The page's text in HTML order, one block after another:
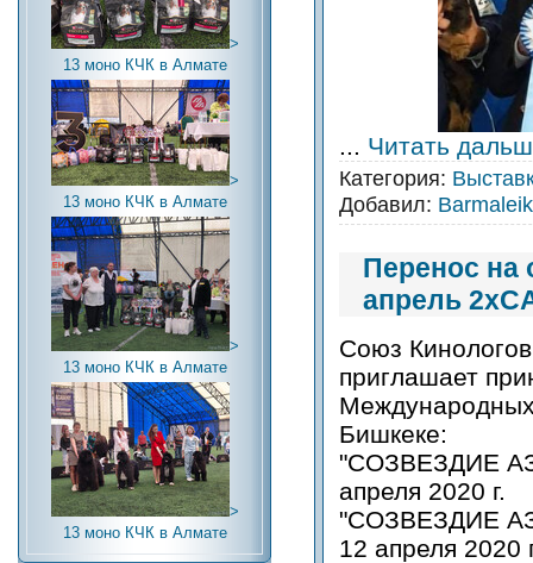
>
13 моно КЧК в Алмате
>
13 моно КЧК в Алмате
>
13 моно КЧК в Алмате
>
13 моно КЧК в Алмате
... Читать
Категория:
Добавил:
Перенос на
апрель
Союз
приглашает
Бишкеке:
"СОЗВЕЗДИЕ
апреля 2020 г.
"СОЗВЕЗДИЕ
12 апреля 2020